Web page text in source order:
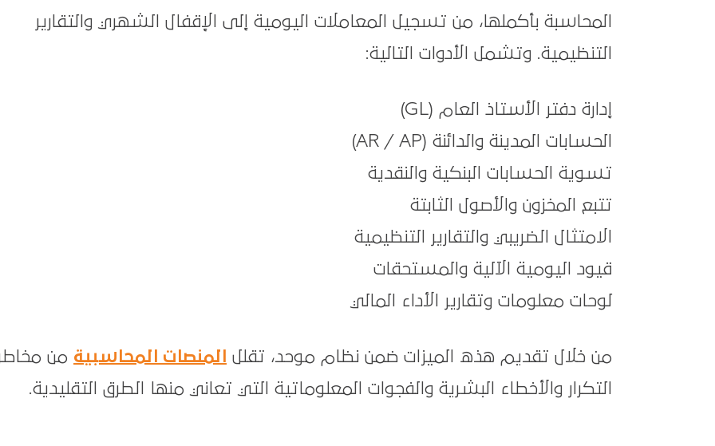
المحاسبة بأكملها، من تسجيل المعاملات اليومية إلى الإقفال الشهري والتقارير
التنظيمية. وتشمل الأدوات التالية:
إدارة دفتر الأستاذ العام (GL)
الحسابات المدينة والدائنة (AR / AP)
تسوية الحسابات البنكية والنقدية
تتبع المخزون والأصول الثابتة
الامتثال الضريبي والتقارير التنظيمية
قيود اليومية الآلية والمستحقات
لوحات معلومات وتقارير الأداء المالي
من خلال تقديم هذه الميزات ضمن نظام موحد، تقلل المنصات المحاسبية من
التكرار والأخطاء البشرية والفجوات المعلوماتية التي تعاني منها الطرق التقليدية.